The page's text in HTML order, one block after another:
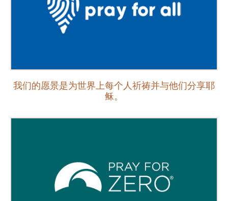
我们的愿景是为世界上每个人祈祷并与他们分享耶
稣。